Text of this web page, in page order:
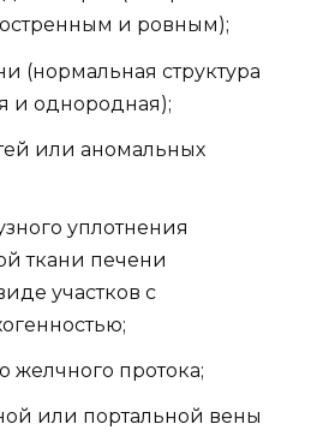
и ровным);
(нормальная структура
и однородная);
или аномальных
уплотнения
ткани печени
участков с
желчного протока;
или портальной вены